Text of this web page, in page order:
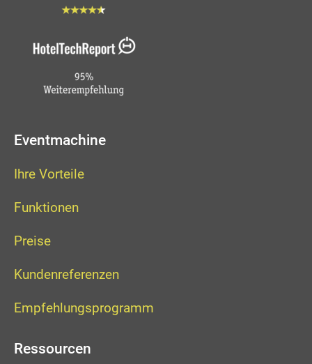
Eventmachine
Ihre Vorteile
Funktionen
Preise
Kundenreferenzen
Empfehlungsprogramm
Ressourcen